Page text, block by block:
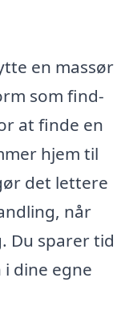
en massør
som find-
at finde en
hjem til
det lettere
når
Du sparer tid
dine egne